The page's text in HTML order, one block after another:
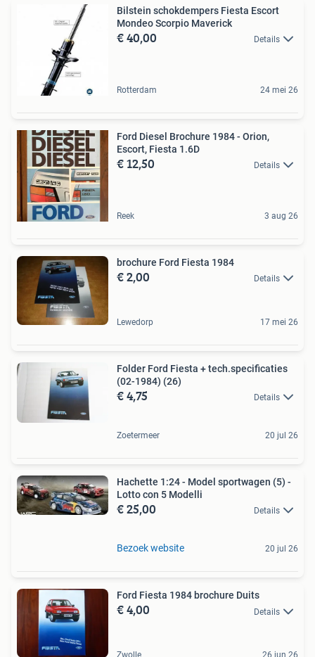
Bilstein schokdempers Fiesta Escort
Mondeo Scorpio Maverick
€ 40,00 Details
Rotterdam 24 mei 26
Ford Diesel Brochure 1984 - Orion,
Escort, Fiesta 1.6D
€ 12,50 Details
Reek 3 aug 26
brochure Ford Fiesta 1984
€ 2,00 Details
Lewedorp 17 mei 26
Folder Ford Fiesta + tech.specificaties
(02-1984) (26)
€ 4,75 Details
Zoetermeer 20 jul 26
Hachette 1:24 - Model sportwagen (5) -
Lotto con 5 Modelli
€ 25,00 Details
Bezoek website 20 jul 26
Ford Fiesta 1984 brochure Duits
€ 4,00 Details
Zwolle 26 jun 26